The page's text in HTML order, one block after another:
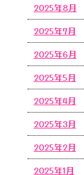
2025年8月
2025年7月
2025年6月
2025年5月
2025年4月
2025年3月
2025年2月
2025年1月